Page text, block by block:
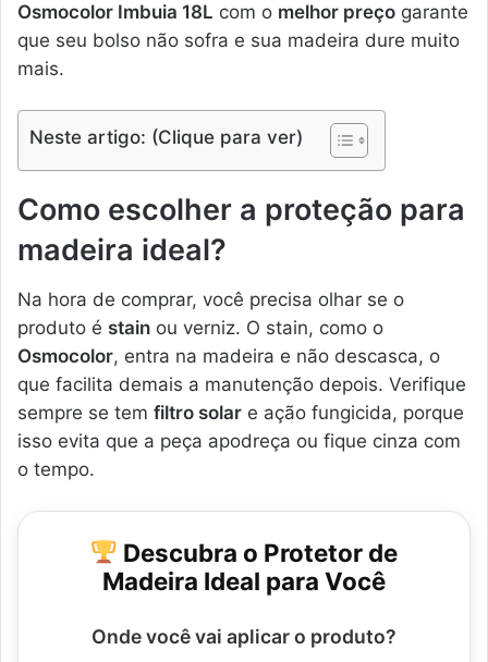
Osmocolor Imbuia 18L com o melhor preço garante
que seu bolso não sofra e sua madeira dure muito
mais.
Neste artigo: (Clique para ver)
Como escolher a proteção para
madeira ideal?
Na hora de comprar, você precisa olhar se o
produto é stain ou verniz. O stain, como o
Osmocolor, entra na madeira e não descasca, o
que facilita demais a manutenção depois. Verifique
sempre se tem filtro solar e ação fungicida, porque
isso evita que a peça apodreça ou fique cinza com
o tempo.
Descubra o Protetor de
Madeira Ideal para Você
Onde você vai aplicar o produto?